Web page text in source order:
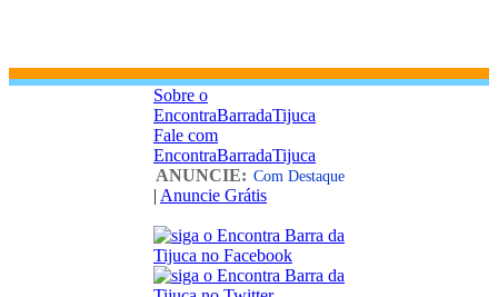
Sobre o
EncontraBarradaTijuca
Fale com
EncontraBarradaTijuca
ANUNCIE: Com Destaque
| Anuncie Grátis